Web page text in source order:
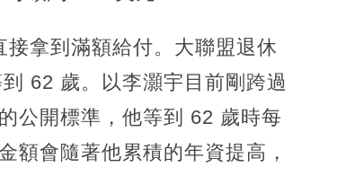
拿到滿額給付。大聯盟退休
62 歲。以李灝宇目前剛跨過
公開標準，他等到 62 歲時每
額會隨著他累積的年資提高，